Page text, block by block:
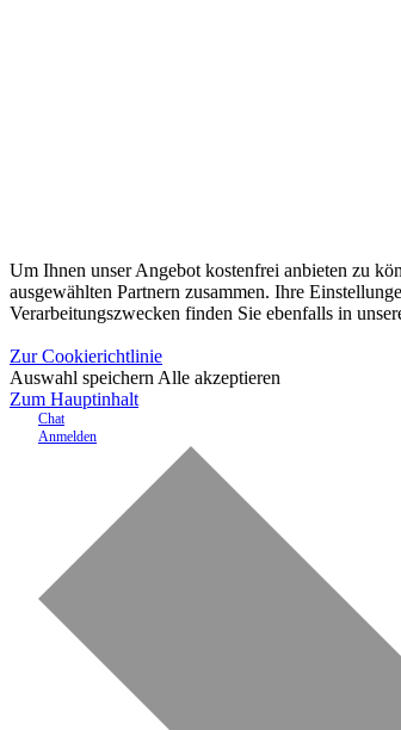
Um Ihnen unser Angebot kostenfrei anbieten zu
ausgewählten Partnern zusammen. Ihre
Verarbeitungszwecken finden Sie ebenfalls in
Zur Cookierichtlinie
Auswahl speichern Alle akzeptieren
Zum Hauptinhalt
Chat
Anmelden